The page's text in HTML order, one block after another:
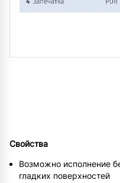
Свойства
Возможно исполнение
гладких поверхностей